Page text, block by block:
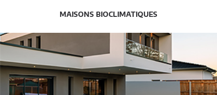
MAISONS BIOCLIMATIQUES